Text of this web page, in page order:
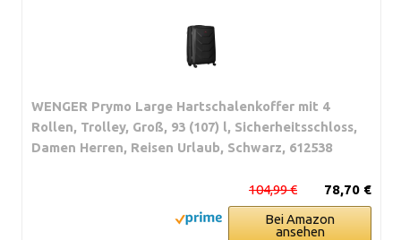
WENGER Prymo Large Hartschalenkoffer mit 4
Rollen, Trolley, Groß, 93 (107) l, Sicherheitsschloss,
Damen Herren, Reisen Urlaub, Schwarz, 612538
78,70 €
104,99 €
Bei Amazon
ansehen